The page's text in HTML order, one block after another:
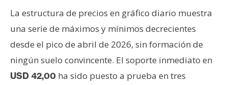
La estructura de precios en gráfico diario muestra
una serie de máximos y mínimos decrecientes
desde el pico de abril de 2026, sin formación de
ningún suelo convincente. El soporte inmediato en
USD 42,00 ha sido puesto a prueba en tres